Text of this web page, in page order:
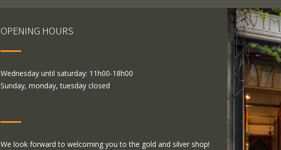
OPENING HOURS
Wednesday until saturday: 11h00-18h00
Sunday, monday, tuesday closed
We look forward to welcoming you to the gold and silver shop!